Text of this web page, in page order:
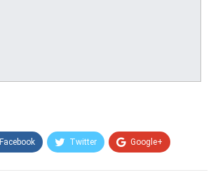
Facebook Twitter Google+